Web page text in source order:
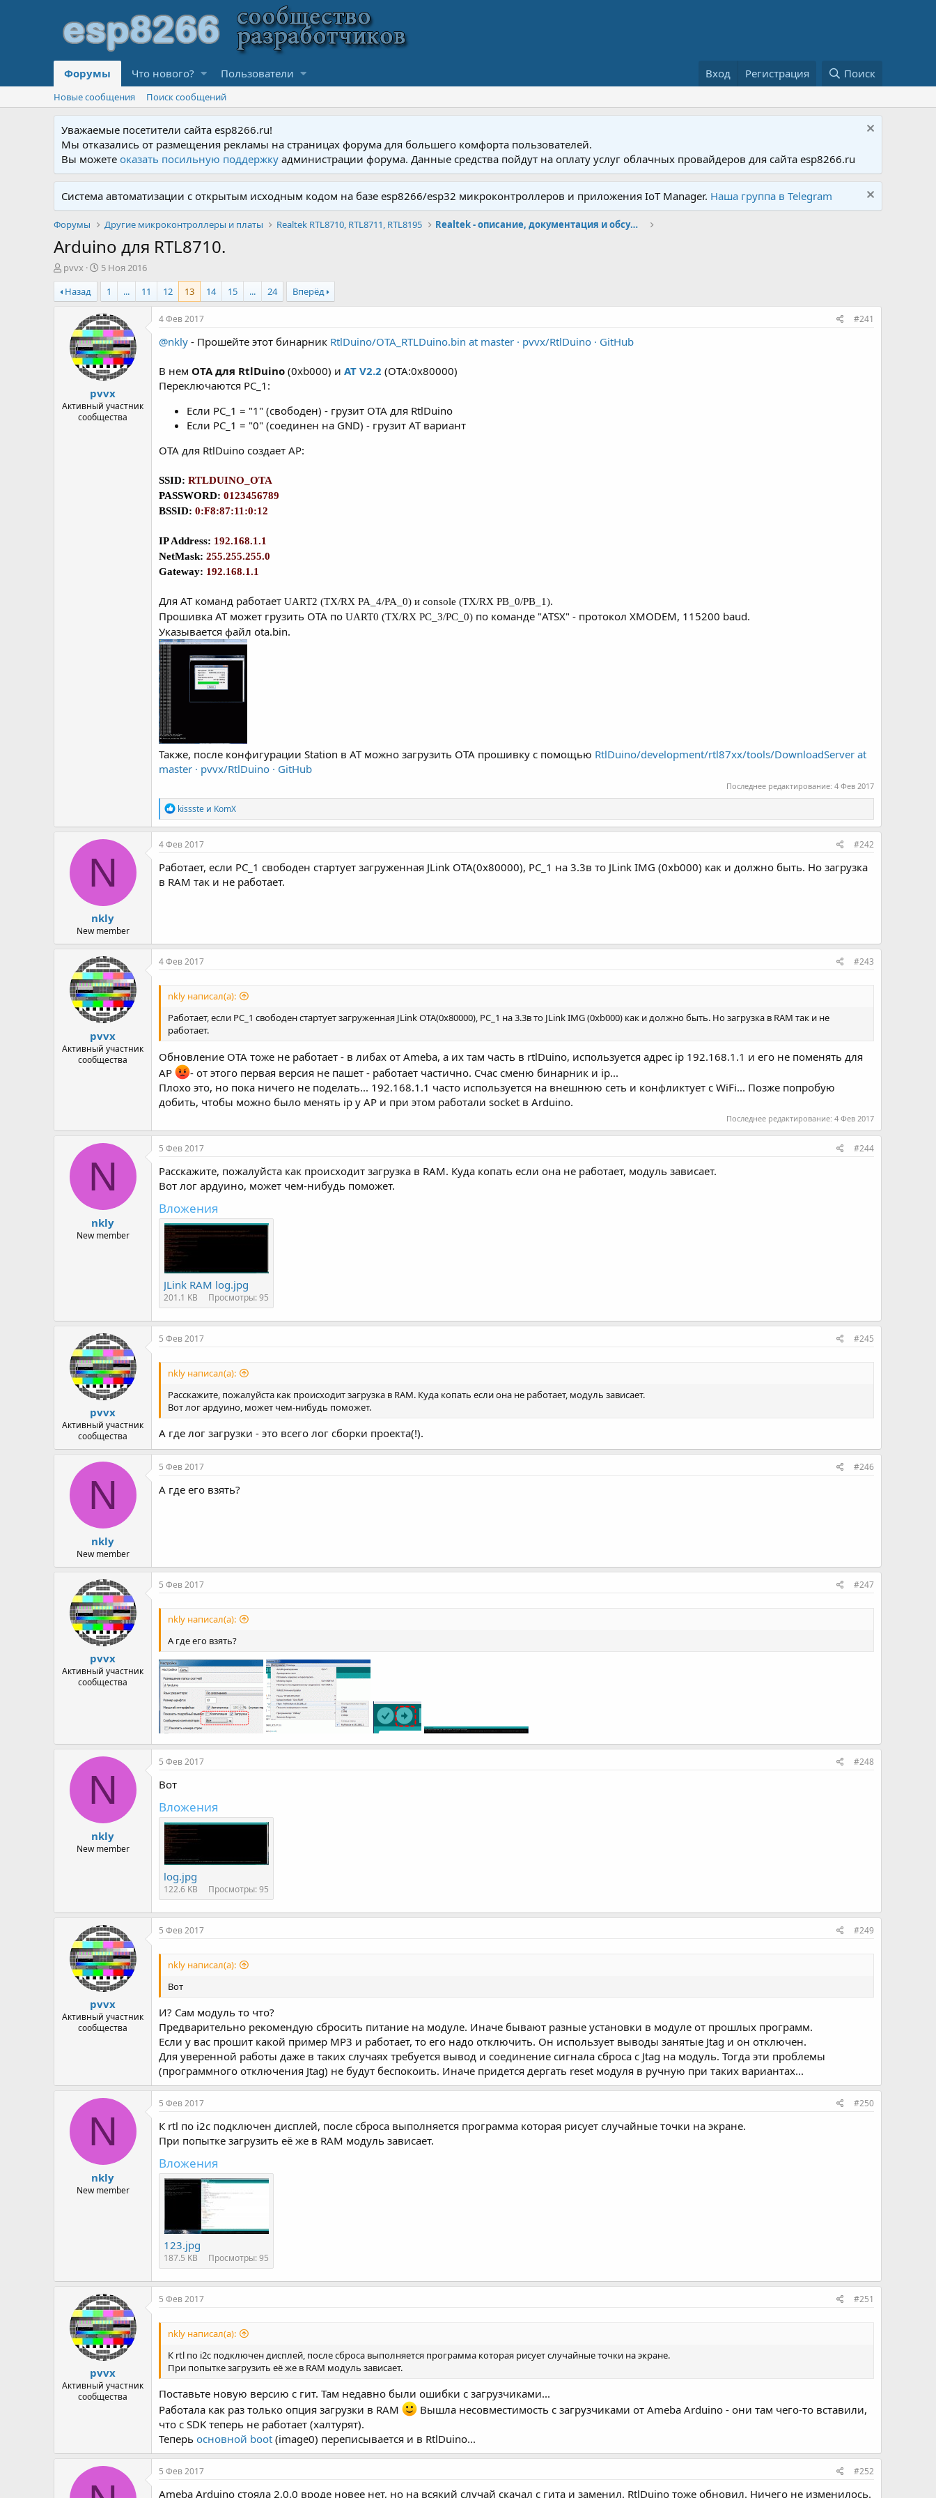
Форумы Что нового? Пользователи Вход Регистрация Поиск
Новые сообщения Поиск сообщений
Уважаемые посетители сайта esp8266.ru!
Мы отказались от размещения рекламы на страницах форума для большего комфорта пользователей.
Вы можетеоказать посильную поддержку администрации форума. Данные средства пойдут на оплату услуг облачных провайдеров для сайта esp8266.ru
Система автоматизации с открытым исходным кодом на базе esp8266/esp32 микроконтроллеров и приложения IoT Manager. Наша группа в Telegram
Форумы Другие микроконтроллеры и платы Realtek RTL8710, RTL8711, RTL8195 Realtek - описание, документация и обсуждение
Arduino для RTL8710.
А
в
т
о
м
pvvx
Д
а
а
н
а
ч
а
л
а
5 Ноя 2016
Назад
1 ... 11 12 13 14 15 ... 24 Вперёд
pvvx
Активный участник
сообщества
4 Фев 2017 #241
@nkly - Прошейте этот бинарник RtlDuino/OTA_RTLDuino.bin at master · pvvx/RtlDuino · GitHub
В нем OTA для RtlDuino (0xb000) иAT V2.2 (OTA:0x80000)
Переключаются PC_1:
Если PC_1 = "1" (свободен) - грузит OTA для RtlDuino
Если PC_1 = "0" (соединен на GND) - грузит AT вариант
OTA для RtlDuino создает AP:
SSID: RTLDUINO_OTA
PASSWORD: 0123456789
BSSID: 0:F8:87:11:0:12
IP Address: 192.168.1.1
NetMask: 255.255.255.0
Gateway: 192.168.1.1
Для AT команд работаетUART2 (TX/RX PA_4/PA_0) и console (TX/RX PB_0/PB_1).
Прошивка AT может грузить OTA поUART0 (TX/RX PC_3/PC_0) по команде "ATSX" - протокол XMODEM, 115200 baud.
Указывается файл ota.bin.
Также, после конфигурации Station в AT можно загрузить OTA прошивку с помощью RtlDuino/development/rtl87xx/tools/DownloadServer at
master · pvvx/RtlDuino · GitHub
Последнее редактирование:4 Фев 2017
Р
е
а
к
и
и
:
kissste и KomX
N
nkly
New member
4 Фев 2017 #242
Работает, если PC_1 свободен стартует загруженная JLink OTA(0x80000), PC_1 на 3.3в то JLink IMG (0xb000) как и должно быть. Но загрузка
в RAM так и не работает.
pvvx
Активный участник
сообщества
4 Фев 2017 #243
nkly написал(а):
Работает, если PC_1 свободен стартует загруженная JLink OTA(0x80000), PC_1 на 3.3в то JLink IMG (0xb000) как и должно быть. Но загрузка в RAM так и не
работает.
Обновление OTA тоже не работает - в либах от Ameba, а их там часть в rtlDuino, используется адрес ip 192.168.1.1 и его не поменять для
AP
- от этого первая версия не пашет - работает частично. Счас сменю бинарник и ip...
Плохо это, но пока ничего не поделать... 192.168.1.1 часто используется на внешнюю сеть и конфликтует с WiFi... Позже попробую
добить, чтобы можно было менять ip у AP и при этом работали socket в Arduino.
Последнее редактирование:4 Фев 2017
N
nkly
New member
5 Фев 2017 #244
Расскажите, пожалуйста как происходит загрузка в RAM. Куда копать если она не работает, модуль зависает.
Вот лог ардуино, может чем-нибудь поможет.
Вложения
JLink RAM log.jpg
201.1 KB Просмотры: 95
pvvx
Активный участник
сообщества
5 Фев 2017 #245
nkly написал(а):
Расскажите, пожалуйста как происходит загрузка в RAM. Куда копать если она не работает, модуль зависает.
Вот лог ардуино, может чем-нибудь поможет.
А где лог загрузки - это всего лог сборки проекта(!).
N
nkly
New member
5 Фев 2017 #246
А где его взять?
pvvx
Активный участник
сообщества
5 Фев 2017 #247
nkly написал(а):
А где его взять?
N
nkly
New member
5 Фев 2017 #248
Вот
Вложения
log.jpg
122.6 KB Просмотры: 95
pvvx
Активный участник
сообщества
5 Фев 2017 #249
nkly написал(а):
Вот
И? Сам модуль то что?
Предварительно рекомендую сбросить питание на модуле. Иначе бывают разные установки в модуле от прошлых программ.
Если у вас прошит какой пример MP3 и работает, то его надо отключить. Он использует выводы занятые Jtag и он отключен.
Для уверенной работы даже в таких случаях требуется вывод и соединение сигнала сброса с Jtag на модуль. Тогда эти проблемы
(программного отключения Jtag) не будут беспокоить. Иначе придется дергать reset модуля в ручную при таких вариантах...
N
nkly
New member
5 Фев 2017 #250
К rtl по i2c подключен дисплей, после сброса выполняется программа которая рисует случайные точки на экране.
При попытке загрузить её же в RAM модуль зависает.
Вложения
123.jpg
187.5 KB Просмотры: 95
pvvx
Активный участник
сообщества
5 Фев 2017 #251
nkly написал(а):
К rtl по i2c подключен дисплей, после сброса выполняется программа которая рисует случайные точки на экране.
При попытке загрузить её же в RAM модуль зависает.
Поставьте новую версию с гит. Там недавно были ошибки с загрузчиками...
Работала как раз только опция загрузки в RAM
Вышла несовместимость с загрузчиками от Ameba Arduino - они там чего-то вставили,
что с SDK теперь не работает (халтурят).
Теперьосновной boot (image0) переписывается и в RtlDuino...
5 Фев 2017 #252
Ameba Arduino стояла 2.0.0 вроде новее нет, но на всякий случай скачал с гита и заменил. RtlDuino тоже обновил. Ничего не изменилось.